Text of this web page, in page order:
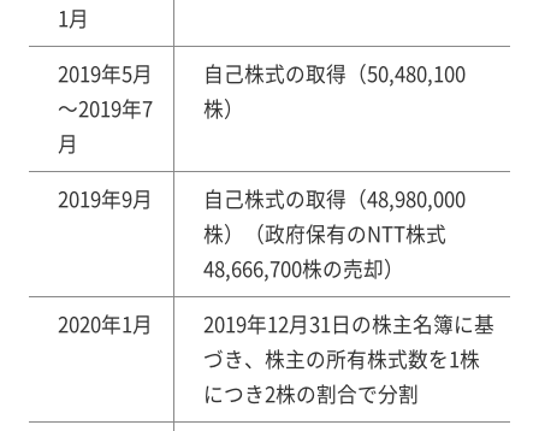
1月
2019年5月
～2019年7
月
自己株式の取得（50,480,100
株）
2019年9月
自己株式の取得（48,980,000
株）（政府保有のNTT株式
48,666,700株の売却）
2020年1月
2019年12月31日の株主名簿に基
づき、株主の所有株式数を1株
につき2株の割合で分割